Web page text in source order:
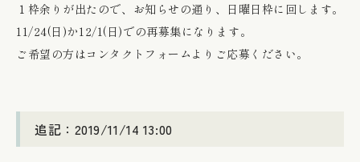
１枠余りが出たので、お知らせの通り、日曜日枠に回します。
11/24(日)か12/1(日)での再募集になります。
ご希望の方はコンタクトフォームよりご応募ください。
追記：2019/11/14 13:00